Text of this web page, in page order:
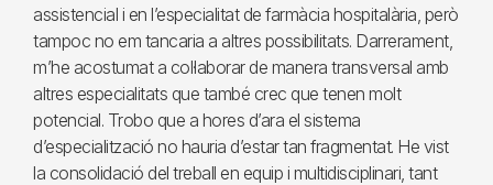
assistencial i en l’especialitat de farmàcia hospitalària, però
tampoc no em tancaria a altres possibilitats. Darrerament,
m’he acostumat a col·laborar de manera transversal amb
altres especialitats que també crec que tenen molt
potencial. Trobo que a hores d’ara el sistema
d’especialització no hauria d’estar tan fragmentat. He vist
la consolidació del treball en equip i multidisciplinari, tant